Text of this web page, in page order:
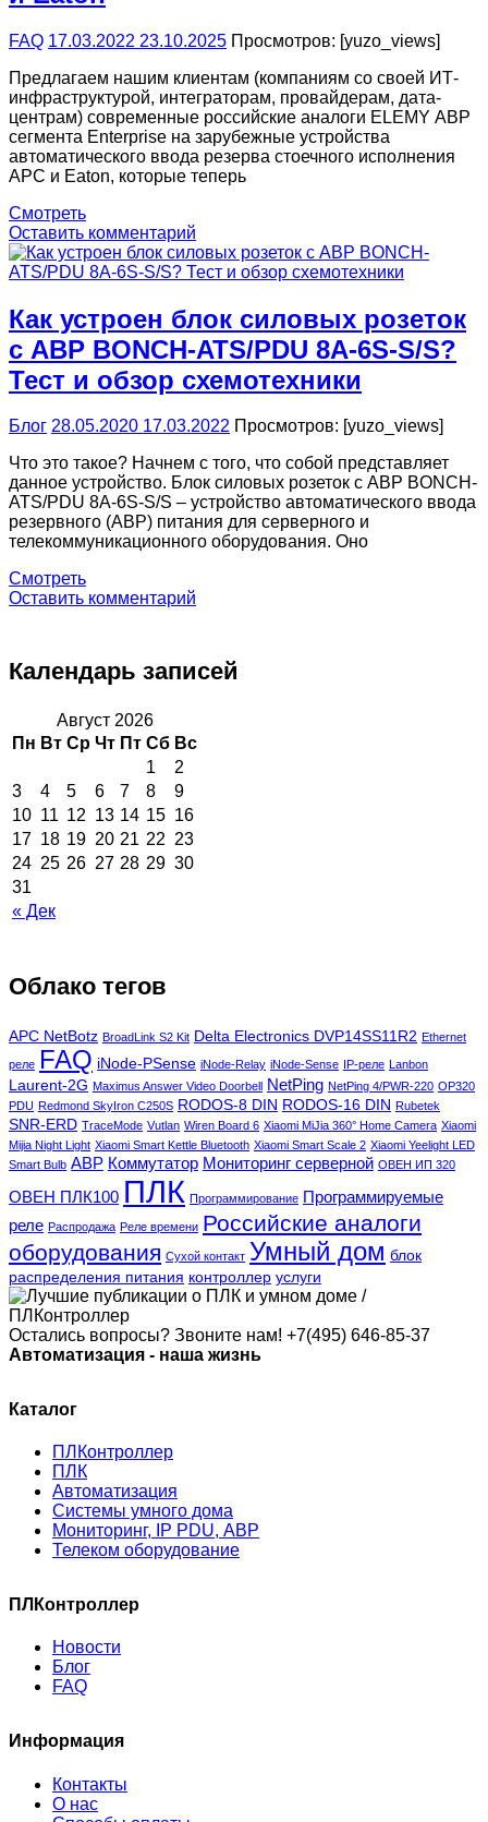
FAQ 17.03.2022 23.10.2025 Просмотров: [yuzo_views]
Предлагаем нашим клиентам (компаниям со своей ИТ-
инфраструктурой, интеграторам, провайдерам, дата-
центрам) современные российские аналоги ELEMY АВР
сегмента Enterprise на зарубежные устройства
автоматического ввода резерва стоечного исполнения
APC и Eaton, которые теперь
Смотреть
Оставить комментарий
Как устроен блок силовых розеток
с АВР BONCH-ATS/PDU 8A-6S-S/S?
Тест и обзор схемотехники
Блог 28.05.2020 17.03.2022 Просмотров: [yuzo_views]
Что это такое? Начнем с того, что собой представляет
данное устройство. Блок силовых розеток с АВР BONCH-
ATS/PDU 8A-6S-S/S – устройство автоматического ввода
резервного (АВР) питания для серверного и
телекоммуникационного оборудования. Оно
Смотреть
Оставить комментарий
Календарь записей
Август 2026
Пн Вт Ср Чт Пт Сб Вс
« Дек
1
2
3
4 5 6 7 8
9
10 11 12 13 14 15 16
17 18 19 20 21 22 23
24 25 26 27 28 29 30
31
Облако тегов
APC NetBotz BroadLink S2 Kit Delta Electronics DVP14SS11R2 Ethernet
реле FAQ iNode-PSense iNode-Relay iNode-Sense IP-реле Lanbon
Laurent-2G Maximus Answer Video Doorbell NetPing NetPing 4/PWR-220 OP320
PDU Redmond SkyIron C250S RODOS-8 DIN RODOS-16 DIN Rubetek
SNR-ERD TraceMode Vutlan Wiren Board 6 Xiaomi MiJia 360° Home Camera Xiaomi
Mijia Night Light Xiaomi Smart Kettle Bluetooth Xiaomi Smart Scale 2 Xiaomi Yeelight LED
Smart Bulb АВР Коммутатор Мониторинг серверной ОВЕН ИП 320
ОВЕН ПЛК100 ПЛК Программирование Программируемые
реле Распродажа Реле времени Российские аналоги
оборудования Сухой контакт Умный дом блок
распределения питания контроллер услуги
Остались вопросы? Звоните нам! +7(495) 646-85-37
Автоматизация - наша жизнь
Каталог
ПЛКонтроллер
ПЛК
Автоматизация
Системы умного дома
Мониторинг, IP PDU, АВР
Телеком оборудование
ПЛКонтроллер
Новости
Блог
FAQ
Информация
Контакты
О нас